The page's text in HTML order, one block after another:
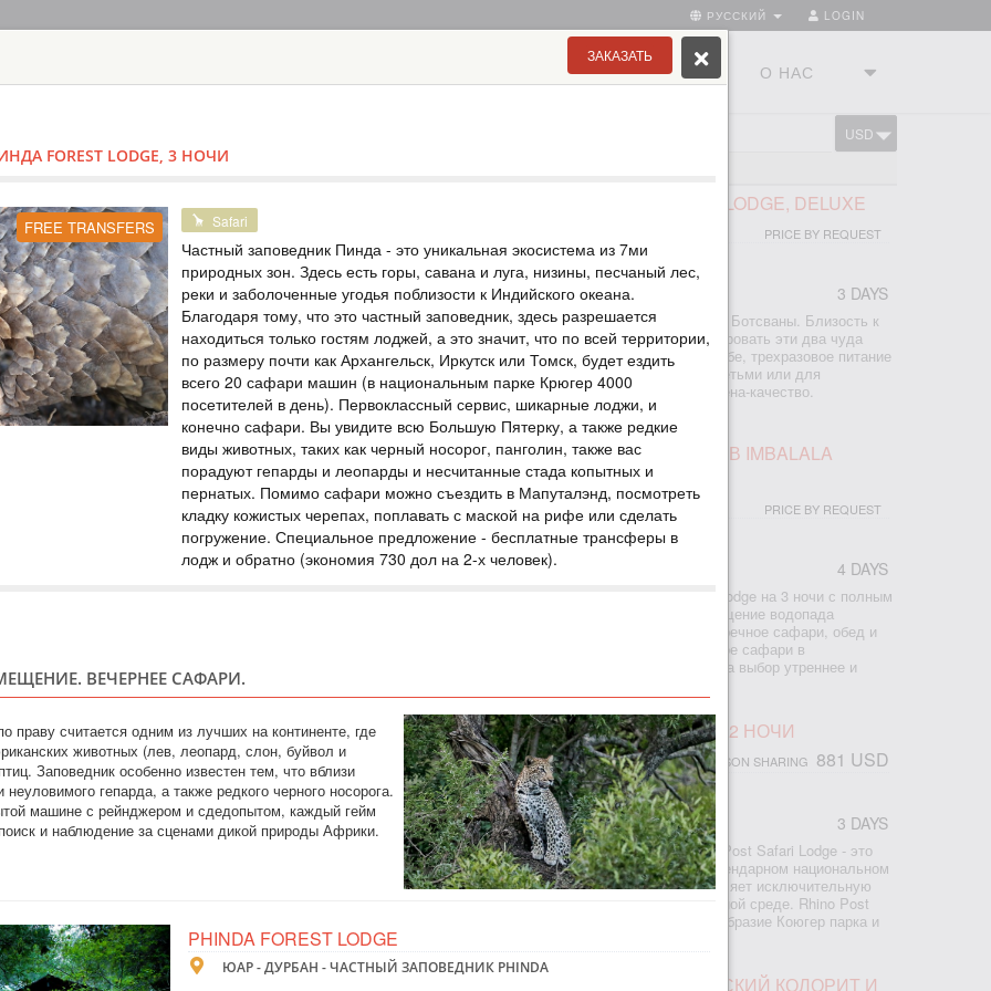
LOGIN
РУССКИЙ
ТУРСТУДИЯ О НАС
USD
САФАРИ В ЧОБЕ ПАРКЕ, CHOBE SAFARI LODGE, DELUXE
PRICE BY REQUEST
БОТСВАНА
3 DAYS
Safari
Компактный сафари пакет в одном из лучших парков Ботсваны. Близость к
водопаду Виктории дает возможность легко комбинировать эти два чуда
природы. В паркет входит 2 ночи в лодже на реке Чобе, трехразовое питание
и 4 сафари. Отлично подойдет для путешествия с детьми или для
индивидуального тура. Оптимальное соотношение цена-качество.
ТУР НА ВОДОПАД ВИКТОРИЯ И САФАРИ В IMBALALA
ZAMBEZI SAFARI LODGE
PRICE BY REQUEST
ЗИМБАБВЕ
4 DAYS
Safari
В стоимость входит: - проживание в отеле Imbalala Lodge на 3 ночи с полным
пансионом, местные напитки - все трансферы - посещение водопада
Виктория - национальный парк Чобе на целый день (речное сафари, обед и
сафари на автомобиле) - на выбор утреннее и дневное сафари в
национальном парке Замбези (частная концессия) - на выбор утреннее и
САФАРИ В КРЮГЕР ПАРКЕ, RHINO POST, 2 НОЧИ
PERSON SHARING 881 USD
ЮАР
3 DAYS
Safari
Проведите 2 незабываемых ночи на сафари в Rhino Post Safari Lodge - это
уникальная, не огороженная сафари-гостиница в легендарном национальном
парке Крюгера в Южной Африке, которая предоставляет исключительную
возможность познакомиться с природой в естественной среде. Rhino Post
предлагает лучшее из обоих миров: огромное разнообразие Коюгер парка и
эксклюзивность лоджа на частной концессии на в...
ТУР НА ВОДОПАД ВИКТОРИЯ, АФРИКАНСКИЙ КОЛОРИТ И
ЗАКАЗАТЬ
FOREST LODGE, 3 НОЧИ
FREE TRANSFERS Safari
Частный заповедник Пинда - это уникальная экосистема из 7ми
природных зон. Здесь есть горы, савана и луга, низины, песчаный лес,
реки и заболоченные угодья поблизости к Индийского океана.
Благодаря тому, что это частный заповедник, здесь разрешается
находиться только гостям лоджей, а это значит, что по всей территории,
по размеру почти как Архангельск, Иркутск или Томск, будет ездить
всего 20 сафари машин (в национальным парке Крюгер 4000
посетителей в день). Первоклассный сервис, шикарные лоджи, и
конечно сафари. Вы увидите всю Большую Пятерку, а также редкие
виды животных, таких как черный носорог, панголин, также вас
порадуют гепарды и леопарды и несчитанные стада копытных и
пернатых. Помимо сафари можно съездить в Мапуталэнд, посмотреть
кладку кожистых черепах, поплавать с маской на рифе или сделать
погружение. Специальное предложение - бесплатные трансферы в
лодж и обратно (экономия 730 дол на 2-х человек).
ВЕЧЕРНЕЕ САФАРИ.
праву считается одним из лучших на континенте, где
животных (лев, леопард, слон, буйвол и
Заповедник особенно известен тем, что вблизи
гепарда, а также редкого черного носорога.
машине с рейнджером и сдедопытом, каждый гейм
и наблюдение за сценами дикой природы Африки.
PHINDA FOREST LODGE
ЮАР - ДУРБАН - ЧАСТНЫЙ ЗАПОВЕДНИК PHINDA